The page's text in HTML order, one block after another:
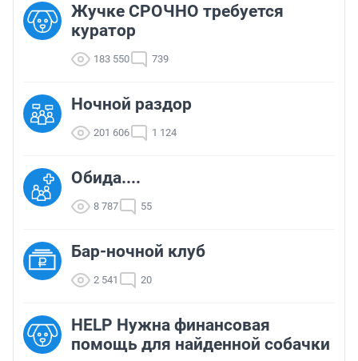
Жучке СРОЧНО требуется
куратор
183 550 739
Ночной раздор
201 606 1 124
Обида....
8 787 55
Бар-ночной клуб
2 541 20
HELP Нужна финансовая
помощь для найденной собачки